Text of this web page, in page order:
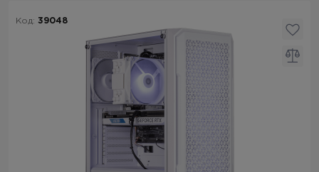
Код: 39048